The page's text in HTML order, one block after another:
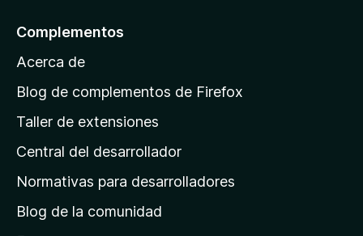
p
á
n
a
e
Complementos
Acerca de
Blog de complementos de Firefox
Taller de extensiones
Central del desarrollador
Normativas para desarrolladores
Blog de la comunidad